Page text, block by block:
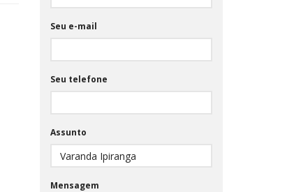
Seu e-mail
Seu telefone
Assunto
Mensagem